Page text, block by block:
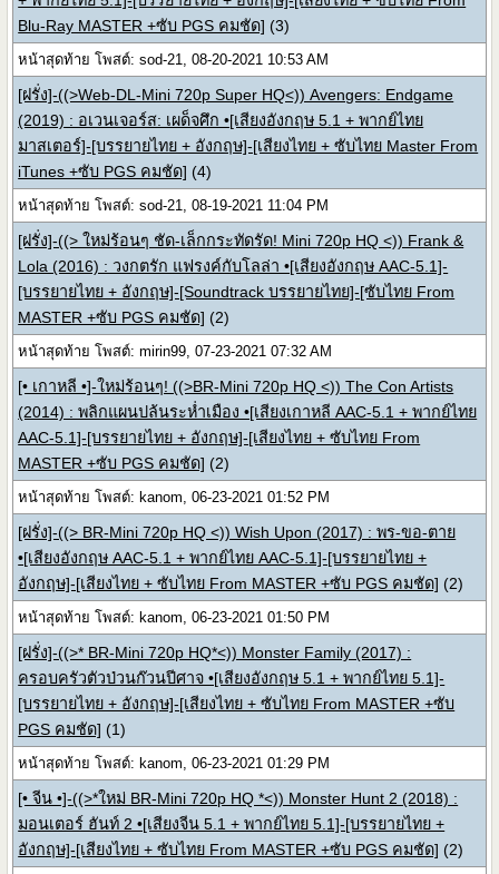
Blu-Ray MASTER +ซับ PGS คมชัด] (3)
หน้าสุดท้าย โพสต์: sod-21, 08-20-2021 10:53 AM
[ฝรั่ง]-((>Web-DL-Mini 720p Super HQ<)) Avengers: Endgame
(2019) : อเวนเจอร์ส: เผด็จศึก •[เสียงอังกฤษ 5.1 + พากย์ไทย
มาสเตอร์]-[บรรยายไทย + อังกฤษ]-[เสียงไทย + ซับไทย Master From
iTunes +ซับ PGS คมชัด] (4)
หน้าสุดท้าย โพสต์: sod-21, 08-19-2021 11:04 PM
[ฝรั่ง]-((> ใหม่ร้อนๆ ชัด-เล็กกระทัดรัด! Mini 720p HQ <)) Frank &
Lola (2016) : วงกตรัก แฟรงค์กับโลล่า •[เสียงอังกฤษ AAC-5.1]-
[บรรยายไทย + อังกฤษ]-[Soundtrack บรรยายไทย]-[ซับไทย From
MASTER +ซับ PGS คมชัด] (2)
หน้าสุดท้าย โพสต์: mirin99, 07-23-2021 07:32 AM
[• เกาหลี •]-ใหม่ร้อนๆ! ((>BR-Mini 720p HQ <)) The Con Artists
(2014) : พลิกแผนปล้นระห่ำเมือง •[เสียงเกาหลี AAC-5.1 + พากย์ไทย
AAC-5.1]-[บรรยายไทย + อังกฤษ]-[เสียงไทย + ซับไทย From
MASTER +ซับ PGS คมชัด] (2)
หน้าสุดท้าย โพสต์: kanom, 06-23-2021 01:52 PM
[ฝรั่ง]-((> BR-Mini 720p HQ <)) Wish Upon (2017) : พร-ขอ-ตาย
•[เสียงอังกฤษ AAC-5.1 + พากย์ไทย AAC-5.1]-[บรรยายไทย +
อังกฤษ]-[เสียงไทย + ซับไทย From MASTER +ซับ PGS คมชัด] (2)
หน้าสุดท้าย โพสต์: kanom, 06-23-2021 01:50 PM
[ฝรั่ง]-((>* BR-Mini 720p HQ*<)) Monster Family (2017) :
ครอบครัวตัวป่วนก๊วนปีศาจ •[เสียงอังกฤษ 5.1 + พากย์ไทย 5.1]-
[บรรยายไทย + อังกฤษ]-[เสียงไทย + ซับไทย From MASTER +ซับ
PGS คมชัด] (1)
หน้าสุดท้าย โพสต์: kanom, 06-23-2021 01:29 PM
[• จีน •]-((>*ใหม่ BR-Mini 720p HQ *<)) Monster Hunt 2 (2018) :
มอนเตอร์ ฮันท์ 2 •[เสียงจีน 5.1 + พากย์ไทย 5.1]-[บรรยายไทย +
อังกฤษ]-[เสียงไทย + ซับไทย From MASTER +ซับ PGS คมชัด] (2)